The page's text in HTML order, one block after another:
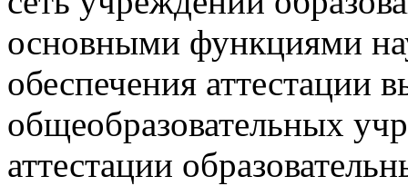
основными функциями
обеспечения аттестации
общеобразовательных
аттестации